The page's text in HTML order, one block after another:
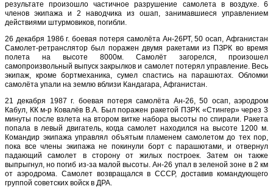
результате произошло частичное разрушение самолета в воздухе. 6
членов экипажа и 2 наводчика из ошап, занимавшиеся управлением
действиями штурмовиков, погибли.
26 декабря 1986 г. боевая потеря самолёта Ан-26РТ, 50 осап, Афганистан
Самолет-ретранслятор был поражен двумя ракетами из ПЗРК во время
полета на высоте 8000м. Самолёт загорелся, произошел
самопроизвольный выпуск закрылков и самолет потерял управление. Весь
экипаж, кроме бортмеханика, сумел спастись на парашютах. Обломки
самолёта упали на землю вблизи Кандагара, Афганистан.
21 декабря 1987 г. боевая потеря самолёта Ан-26, 50 осап, аэродром
Кабул, КК м-р Ковалёв В.А. Был поражен ракетой ПЗРК «Стингер» через 3
минуты после взлета на втором витке набора высоты по спирали. Ракета
попала в левый двигатель, когда самолет находился на высоте 1200 м.
Командир экипажа управлял объятым пламенем самолетом до тех пор,
пока все члены экипажа не покинули борт с парашютами, и отвернул
падающий самолет в сторону от жилых построек. Затем он также
выпрыгнул, но погиб из-за малой высоты. Ан-26 упал в зеленой зоне в 2 км
от аэродрома. Самолет возвращался в СССР, доставив командующего
группой советских войск в ДРА.